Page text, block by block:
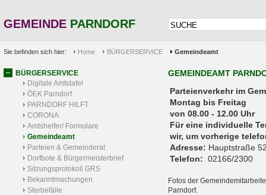
GEMEINDE PARNDORF
Sie befinden sich hier: Home BÜRGERSERVICE Gemeindeamt
BÜRGERSERVICE
Digitale Amtstafel
ÖEK Parndorf
PARNDORF HILFT
CORONA
Amtshelfer/ Formulare
Gemeindeamt
Parteien & Gemeinderat
Dorfbote & Bürgermeisterbrief
Sitzungsprotokoll GRS
Bekanntmachungen
Sterbefälle
GEMEINDEAMT
Parteienverkehr
Montag bis Freitag
von 08.00 - 12.00 Uhr
Für eine individuelle
wir, um vorherige
Adresse: Hauptstraße
Telefon: 02166/2300
Fotos der
Parndorf.